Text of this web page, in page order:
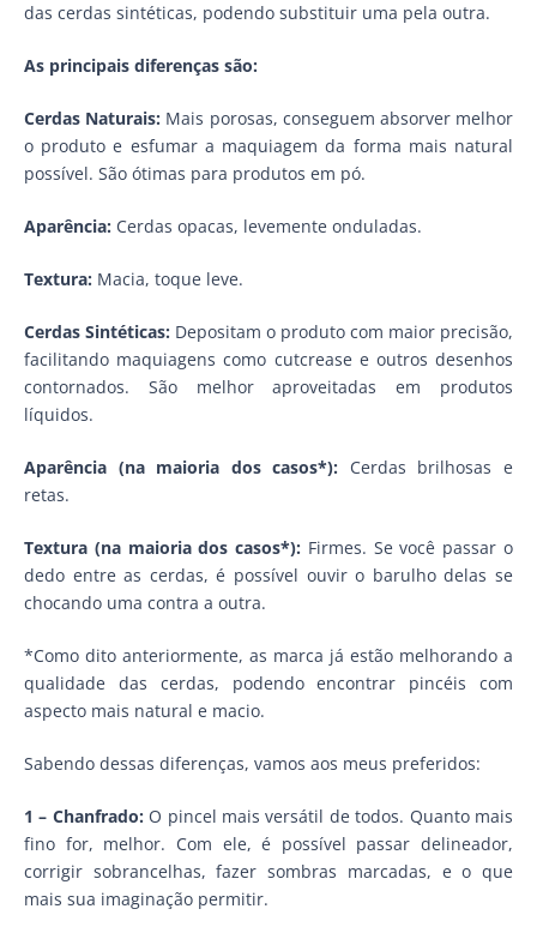
das cerdas sintéticas, podendo substituir uma pela outra.
As principais diferenças são:
Cerdas Naturais: Mais porosas, conseguem absorver melhor
o produto e esfumar a maquiagem da forma mais natural
possível. São ótimas para produtos em pó.
Aparência: Cerdas opacas, levemente onduladas.
Textura: Macia, toque leve.
Cerdas Sintéticas: Depositam o produto com maior precisão,
facilitando maquiagens como cutcrease e outros desenhos
contornados. São melhor aproveitadas em produtos
líquidos.
Aparência (na maioria dos casos*): Cerdas brilhosas e
retas.
Textura (na maioria dos casos*): Firmes. Se você passar o
dedo entre as cerdas, é possível ouvir o barulho delas se
chocando uma contra a outra.
*Como dito anteriormente, as marca já estão melhorando a
qualidade das cerdas, podendo encontrar pincéis com
aspecto mais natural e macio.
Sabendo dessas diferenças, vamos aos meus preferidos:
1 – Chanfrado: O pincel mais versátil de todos. Quanto mais
fino for, melhor. Com ele, é possível passar delineador,
corrigir sobrancelhas, fazer sombras marcadas, e o que
mais sua imaginação permitir.